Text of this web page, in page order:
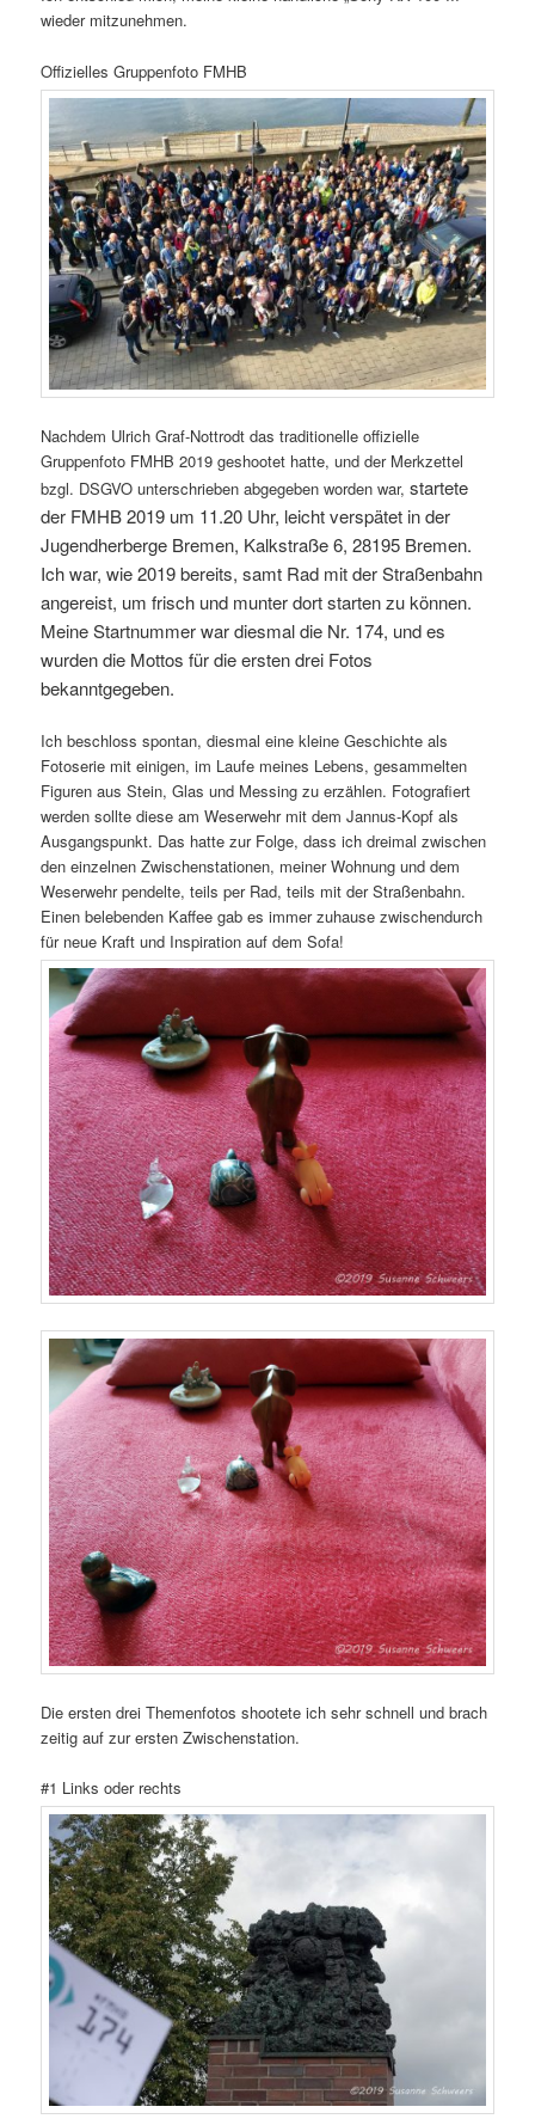
wieder mitzunehmen.
Offizielles Gruppenfoto FMHB
Nachdem Ulrich Graf-Nottrodt das traditionelle offizielle
Gruppenfoto FMHB 2019 geshootet hatte, und der Merkzettel
bzgl. DSGVO unterschrieben abgegeben worden war,startete
der FMHB 2019 um 11.20 Uhr, leicht verspätet in der
Jugendherberge Bremen, Kalkstraße 6, 28195 Bremen.
Ich war, wie 2019 bereits, samt Rad mit der Straßenbahn
angereist, um frisch und munter dort starten zu können.
Meine Startnummer war diesmal die Nr. 174, und es
wurden die Mottos für die ersten drei Fotos
bekanntgegeben.
Ich beschloss spontan, diesmal eine kleine Geschichte als
Fotoserie mit einigen, im Laufe meines Lebens, gesammelten
Figuren aus Stein, Glas und Messing zu erzählen. Fotografiert
werden sollte diese am Weserwehr mit dem Jannus-Kopf als
Ausgangspunkt. Das hatte zur Folge, dass ich dreimal zwischen
den einzelnen Zwischenstationen, meiner Wohnung und dem
Weserwehr pendelte, teils per Rad, teils mit der Straßenbahn.
Einen belebenden Kaffee gab es immer zuhause zwischendurch
für neue Kraft und Inspiration auf dem Sofa!
Die ersten drei Themenfotos shootete ich sehr schnell und brach
zeitig auf zur ersten Zwischenstation.
#1 Links oder rechts